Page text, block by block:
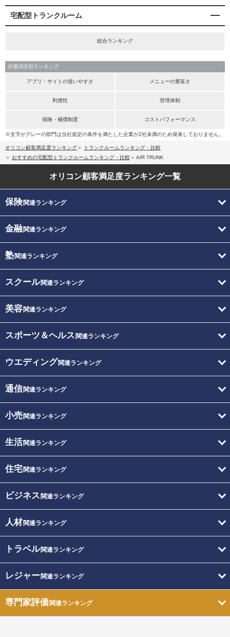
宅配型トランクルーム
総合ランキング
評価項目別ランキング
アプリ・サイトの使いやすさ メニューの豊富さ
利便性 管理体制
保険・補償制度 コストパフォーマンス
※文字がグレーの部門は当社規定の条件を満たした企業が2社未満のため発表しておりません。
オリコン顧客満足度ランキング
トランクルームランキング・比較
おすすめの宅配型トランクルームランキング・比較
AIR TRUNK
オリコン顧客満足度ランキング一覧
保険関連ランキング
金融関連ランキング
塾関連ランキング
スクール関連ランキング
美容関連ランキング
スポーツ＆ヘルス 関連ランキング
ウエディング関連ランキング
通信関連ランキング
小売関連ランキング
生活関連ランキング
住宅関連ランキング
ビジネス 関連ランキング
人材関連ランキング
トラベル関連ランキング
レジャー関連ランキング
専門家評価関連ランキング